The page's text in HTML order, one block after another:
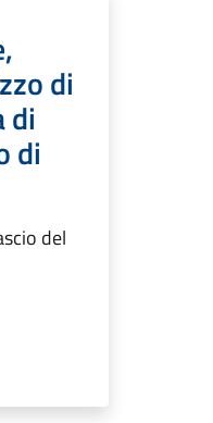
di
di
di
del